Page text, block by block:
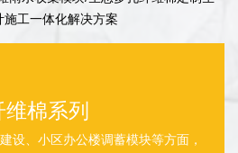
施工一体化解决方案
棉系列
设、小区办公楼调蓄模块等方面，